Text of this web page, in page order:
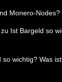
Monero-Nodes?
zu Ist Bargeld so
so wichtig? Was